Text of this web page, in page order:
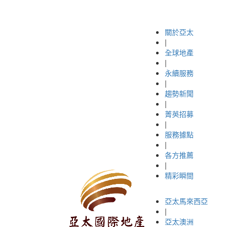
關於亞太
|
全球地產
|
永續服務
|
趨勢新聞
|
菁英招募
|
服務據點
|
各方推薦
|
精彩瞬間
亞太馬來西亞
|
亞太澳洲